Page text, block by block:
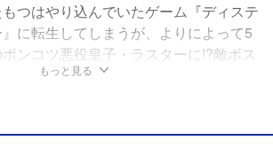
つはやり込んでいたゲーム『ディステ
に転生してしまうが、よりによって5
ンコツ悪役皇子・ラスターに!?敵ボス
たラスター。でも、推しヒロインのケモ
救うために、やり込み知識と原作愛で
「小説家になろう」発、最弱キャラか
ジー!! ※「小説家になろう」は株式会
もっと見る